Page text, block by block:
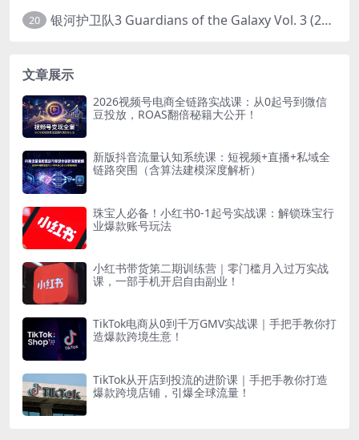
20 银河护卫队3 Guardians of the Galaxy Vol. 3 (2023)4K高清资源1080p只分享精品
文章展示
2026视频号电商全链路实战课：从0起号到微信
豆投放，ROAS翻倍秘籍大公开！
新版抖音流量认知系统课：短视频+直播+私域全
链路突围（含算法建模深度解析）
珠宝人必备！小红书0-1起号实战课：解锁珠宝行
业爆款账号玩法
小红书带货第二期训练营｜零门槛月入过万实战
课，一部手机开启自由副业！
TikTok电商从0到千万GMV实战课｜手把手教你打
造爆款跨境生意！
TikTok从开店到投流的进阶课｜手把手教你打造
爆款跨境店铺，引爆全球流量！